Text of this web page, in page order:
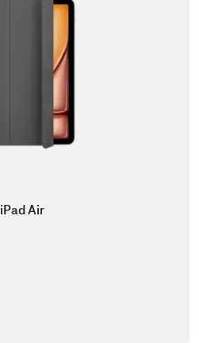
Air